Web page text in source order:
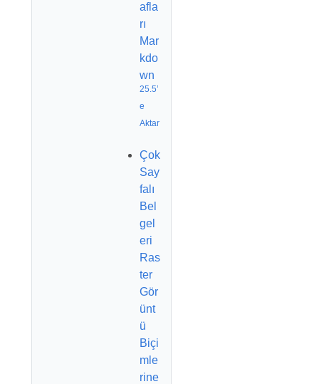
afla
rı
Mar
kdo
wn
25.5’
e
Aktar
Çok
Say
falı
Bel
gel
eri
Ras
ter
Gör
ünt
ü
Biçi
mle
rine